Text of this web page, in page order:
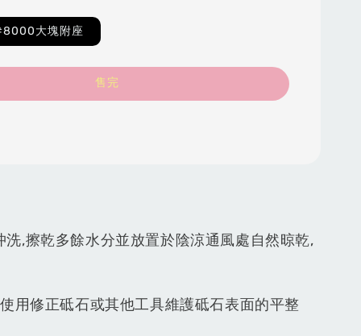
大塊附座
售完
洗,擦乾多餘水分並放置於陰涼通風處自然晾乾,
用修正砥石或其他工具維護砥石表面的平整